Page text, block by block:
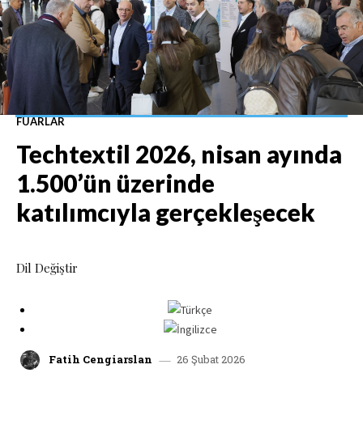
FUARLAR
Techtextil 2026, nisan ayında
1.500’ün üzerinde
katılımcıyla gerçekleşecek
Dil Değiştir
Fatih Cengiarslan 26 Şubat 2026